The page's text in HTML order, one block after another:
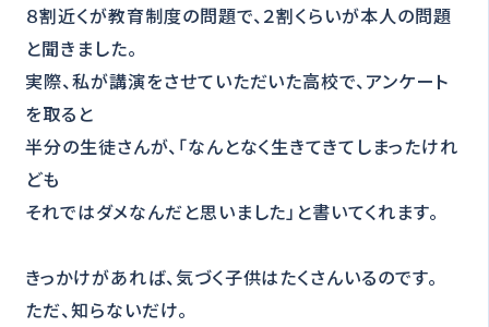
８割近くが教育制度の問題で、２割くらいが本人の問題
と聞きました。
実際、私が講演をさせていただいた高校で、アンケート
を取ると
半分の生徒さんが、「なんとなく生きてきてしまったけれ
ども
それではダメなんだと思いました」と書いてくれます。
きっかけがあれば、気づく子供はたくさんいるのです。
ただ、知らないだけ。